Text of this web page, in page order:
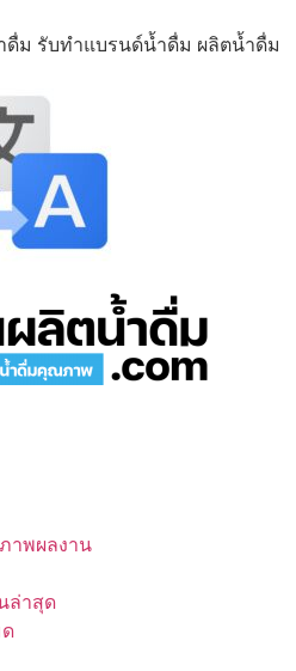
ดื่ม รับทำแบรนด์น้ำดื่ม ผลิตน้ำดื่ม
าพผลงาน
ล่าสุด